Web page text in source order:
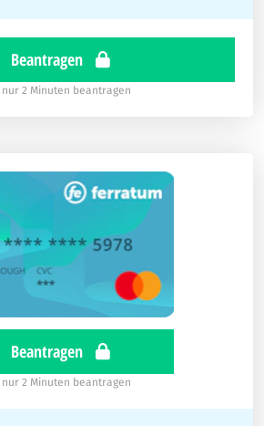
Beantragen
nur 2 Minuten beantragen
Beantragen
nur 2 Minuten beantragen